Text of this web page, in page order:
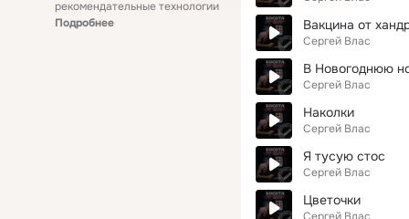
рекомендательные технологии
Подробнее
Вакцина от
Сергей Влас
В Новогоднюю
Сергей Влас
Наколки
Сергей Влас
Я тусую стос
Сергей Влас
Цветочки